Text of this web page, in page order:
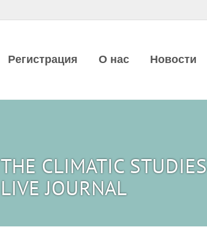
Регистрация О нас Новости
THE CLIMATIC STUDIES
LIVE JOURNAL